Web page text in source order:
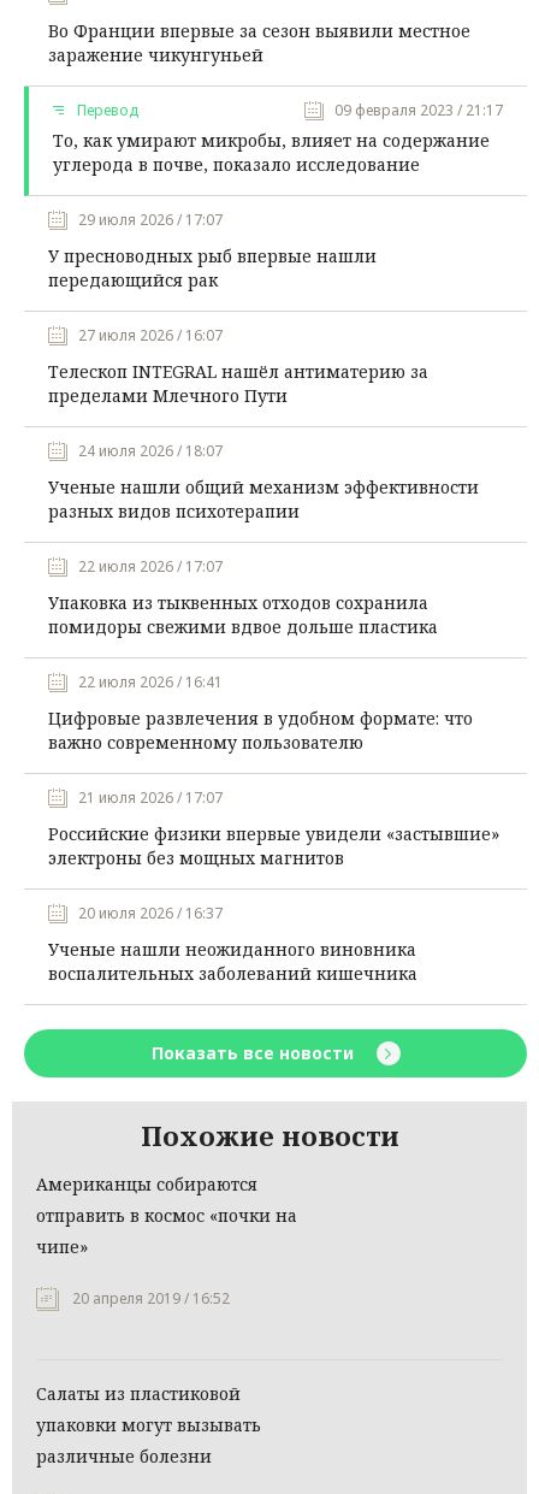
Во Франции впервые за сезон выявили местное
заражение чикунгуньей
Перевод 09 февраля 2023 / 21:17
То, как умирают микробы, влияет на содержание
углерода в почве, показало исследование
29 июля 2026 / 17:07
У пресноводных рыб впервые нашли
передающийся рак
27 июля 2026 / 16:07
Телескоп INTEGRAL нашёл антиматерию за
пределами Млечного Пути
24 июля 2026 / 18:07
Ученые нашли общий механизм эффективности
разных видов психотерапии
22 июля 2026 / 17:07
Упаковка из тыквенных отходов сохранила
помидоры свежими вдвое дольше пластика
22 июля 2026 / 16:41
Цифровые развлечения в удобном формате: что
важно современному пользователю
21 июля 2026 / 17:07
Российские физики впервые увидели «застывшие»
электроны без мощных магнитов
20 июля 2026 / 16:37
Ученые нашли неожиданного виновника
воспалительных заболеваний кишечника
Показать все новости
Похожие новости
Американцы собираются
отправить в космос «почки на
чипе»
20 апреля 2019 / 16:52
Салаты из пластиковой
упаковки могут вызывать
различные болезни